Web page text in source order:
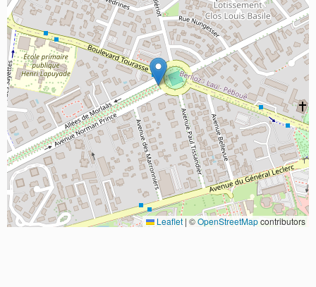
Leaflet | ©OpenStreetMapcontributors